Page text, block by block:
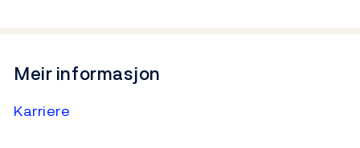
Meir informasjon
Karriere